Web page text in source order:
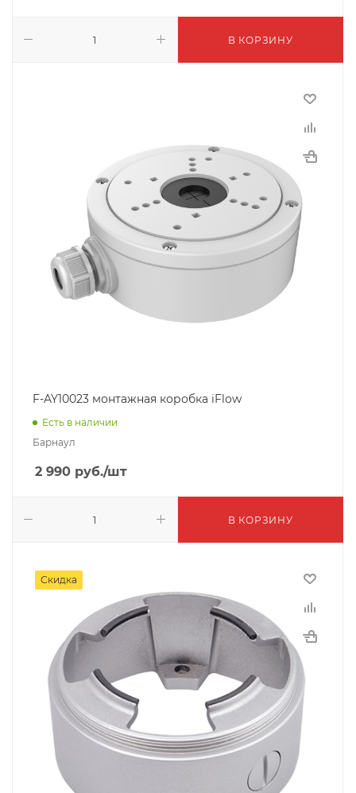
В КОРЗИНУ
F-AY10023 монтажная коробка iFlow
Есть в наличии
Барнаул
2 990 руб./шт
В КОРЗИНУ
Скидка